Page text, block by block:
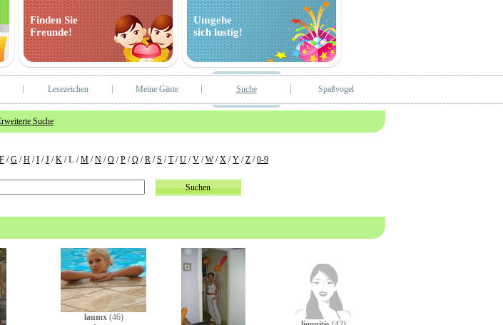
Finden Sie
Freunde!
Umgehe
sich lustig!
Lesezeichen Meine Gäste Suche Spaßvogel
Suche
F /G /H /I /J /K /L /M /N /O /P /Q /R /S /T/U /V /W/X /Y /Z /0-9
laumx(46)